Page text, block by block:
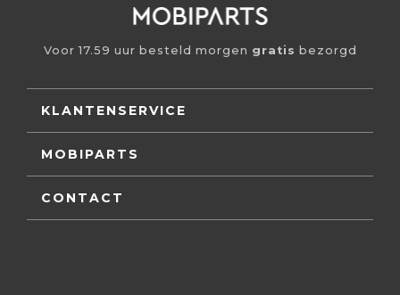
Voor 17.59 uur besteld morgen gratis bezorgd
KLANTENSERVICE
MOBIPARTS
CONTACT